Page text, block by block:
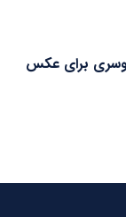
برای عکس